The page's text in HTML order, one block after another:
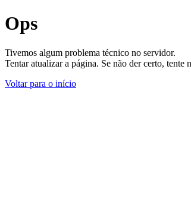
Ops
Tivemos algum problema técnico no servidor.
Tentar atualizar a página. Se não der certo,
Voltar para o início